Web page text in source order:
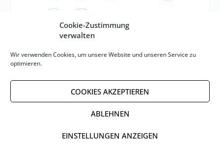
Cookie-Zustimmung
verwalten
Wir verwenden Cookies, um unsere Website und unseren Service zu
optimieren.
COOKIES AKZEPTIEREN
ABLEHNEN
EINSTELLUNGEN ANZEIGEN
RSS
RSS-FEED abonnieren